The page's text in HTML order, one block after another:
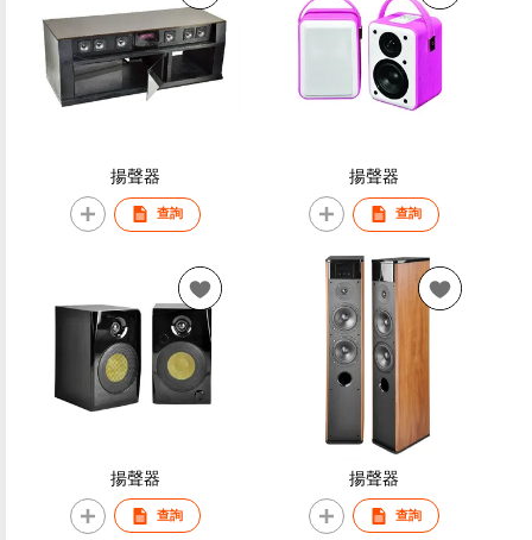
揚聲器
查詢
揚聲器
查詢
揚聲器
查詢
揚聲器
查詢